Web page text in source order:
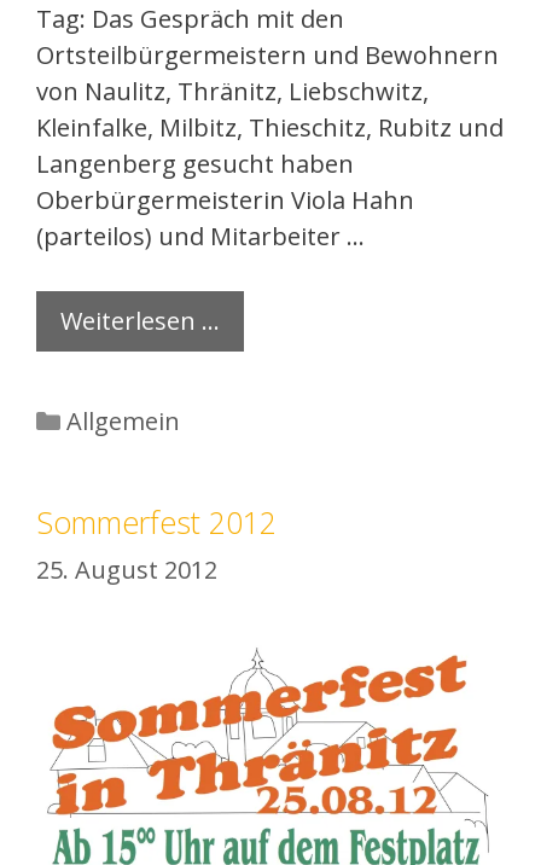
Tag: Das Gespräch mit den
Ortsteilbürgermeistern und Bewohnern
von Naulitz, Thränitz, Liebschwitz,
Kleinfalke, Milbitz, Thieschitz, Rubitz und
Langenberg gesucht haben
Oberbürgermeisterin Viola Hahn
(parteilos) und Mitarbeiter …
Weiterlesen …
Kategorien
Allgemein
Sommerfest 2012
25. August 2012